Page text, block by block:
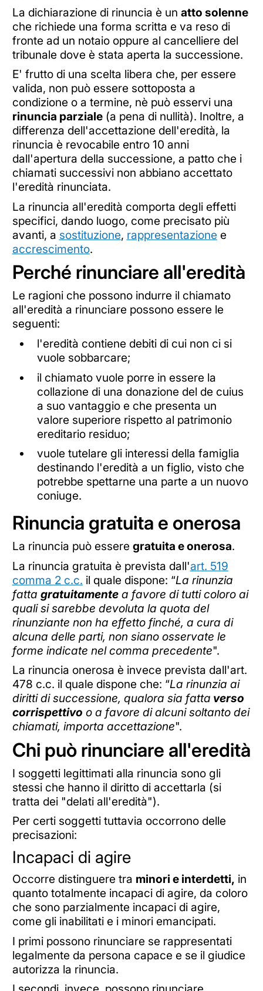
La dichiarazione di rinuncia è un atto solenne
che richiede una forma scritta e va reso di
fronte ad un notaio oppure al cancelliere del
tribunale dove è stata aperta la successione.
E' frutto di una scelta libera che, per essere
valida, non può essere sottoposta a
condizione o a termine, nè può esservi una
rinuncia parziale(a pena di nullità). Inoltre, a
differenza dell'accettazione dell'eredità, la
rinuncia è revocabile entro 10 anni
dall'apertura della successione, a patto che i
chiamati successivi non abbiano accettato
l'eredità rinunciata.
La rinuncia all'eredità comporta degli effetti
specifici, dando luogo, come precisato più
avanti, a sostituzione, rappresentazione e
accrescimento.
Perché rinunciare all'eredità
Le ragioni che possono indurre il chiamato
all'eredità a rinunciare possono essere le
seguenti:
l'eredità contiene debiti di cui non ci si
vuole sobbarcare;
il chiamato vuole porre in essere la
collazione di una donazione del de cuius
a suo vantaggio e che presenta un
valore superiore rispetto al patrimonio
ereditario residuo;
vuole tutelare gli interessi della famiglia
destinando l'eredità a un figlio, visto che
potrebbe spettarne una parte a un nuovo
coniuge.
Rinuncia gratuita e onerosa
La rinuncia può essere gratuita e onerosa.
La rinuncia gratuita è prevista dall'art. 519
comma 2 c.c. il quale dispone: “La rinunzia
fatta gratuitamentea favore di tutti coloro ai
quali si sarebbe devoluta la quota del
rinunziante non ha effetto finché, a cura di
alcuna delle parti, non siano osservate le
forme indicate nel comma precedente".
La rinuncia onerosa è invece prevista dall'art.
478 c.c. il quale dispone che: “La rinunzia ai
diritti di successione, qualora sia fatta verso
corrispettivo o a favore di alcuni soltanto dei
chiamati, importa accettazione".
Chi può rinunciare all'eredità
I soggetti legittimati alla rinuncia sono gli
stessi che hanno il diritto di accettarla (si
tratta dei "delati all'eredità").
Per certi soggetti tuttavia occorrono delle
precisazioni:
Incapaci di agire
Occorre distinguere tra minori e interdetti, in
quanto totalmente incapaci di agire, da coloro
che sono parzialmente incapaci di agire,
come gli inabilitati e i minori emancipati.
I primi possono rinunciare se rappresentati
legalmente da persona capace e se il giudice
autorizza la rinuncia.